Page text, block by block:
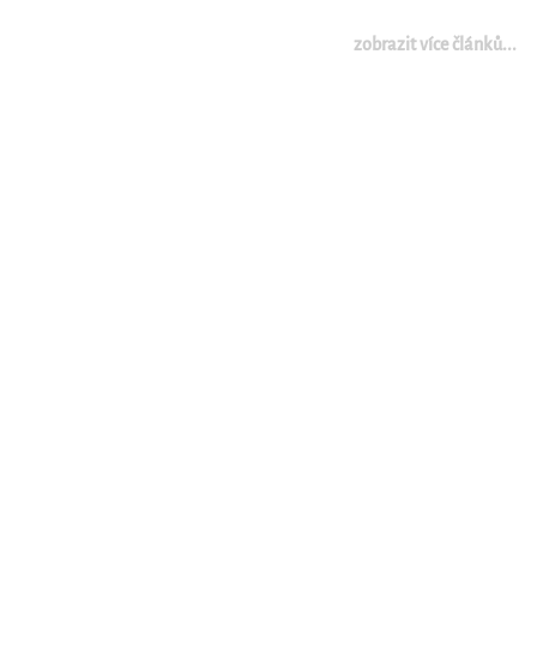
zobrazit více článků...